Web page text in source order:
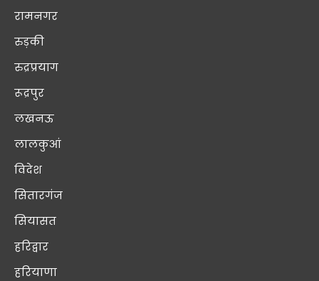
रामनगर
रुड़की
रुद्रप्रयाग
रूद्रपुर
लखनऊ
लालकुआं
विदेश
सितारगंज
सियासत
हरिद्वार
हरियाणा